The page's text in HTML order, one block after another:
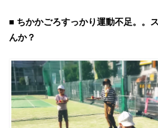
■ ちかかごろすっかり運動不足。。
んか？